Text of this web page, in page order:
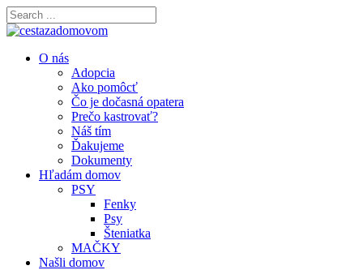
O nás
Adopcia
Ako pomôcť
Čo je dočasná opatera
Prečo kastrovať?
Náš tím
Ďakujeme
Dokumenty
Hľadám domov
PSY
Fenky
Psy
Šteniatka
MAČKY
Našli domov